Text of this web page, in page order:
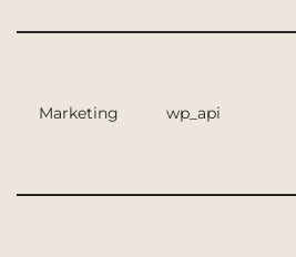
Marketing wp_api